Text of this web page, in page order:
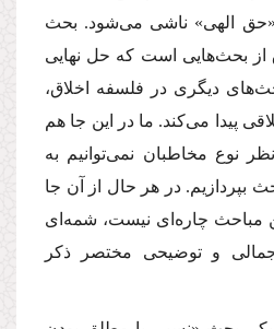
«حق الهى» ناشى مى‌شود. بحث
از بحث‌هایى است كه حل نهایى
دیگرى در فلسفه اخلاق،
پیدا مى‌كند. ما در این جا هم
نوع مخاطبان نمى‌توانیم به
بپردازیم. در هر حال از آن جا
مباحث چاره‌اى نیست، شمه‌اى
و توضیحى مختصر ذكر